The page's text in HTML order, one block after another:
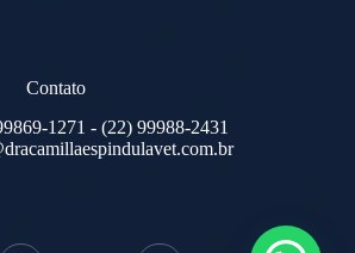
Contato
1271 - (22) 99988-2431